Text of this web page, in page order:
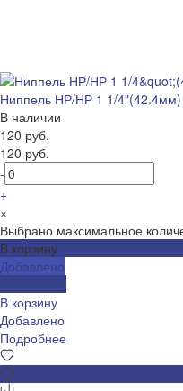
Ниппель НР/НР 1 1/4"(42.4мм)
В наличии
120 руб.
120 руб.
-
+
×
Выбрано максимальное
В корзину
Добавлено
В корзину
Добавлено
Подробнее